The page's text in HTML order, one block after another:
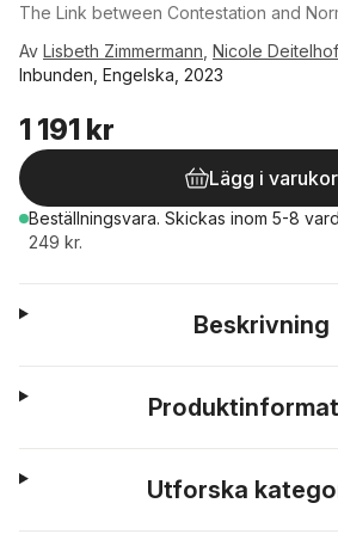
The Link between Contestation and
Av Lisbeth Zimmermann Nicole
Inbunden, Engelska, 2023
1 191 kr
Lägg i
Beställningsvara. Skickas inom 5-8
249 kr.
Beskrivning
Utforska